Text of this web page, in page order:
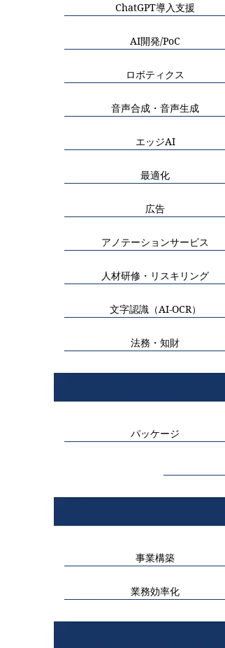
ChatGPT導入支援
AI開発/PoC
ロボティクス
音声合成・音声生成
エッジAI
最適化
広告
アノテーションサービス
人材研修・リスキリング
文字認識（AI-OCR）
法務・知財
パッケージ
事業構築
業務効率化